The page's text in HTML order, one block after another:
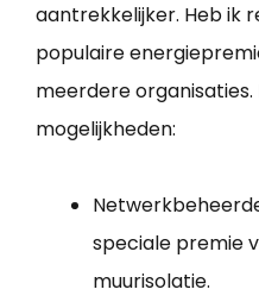
aantrekkelijker. Heb ik
populaire
meerdere
mogelijkheden:
speciale premie
muurisolatie.